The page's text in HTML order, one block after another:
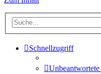
Schnellzugriff